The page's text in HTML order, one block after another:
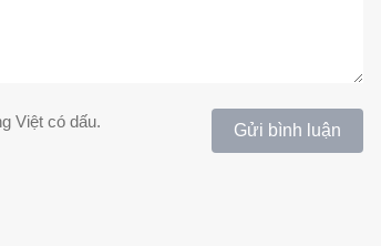
Việt có dấu. Gửi bình luận